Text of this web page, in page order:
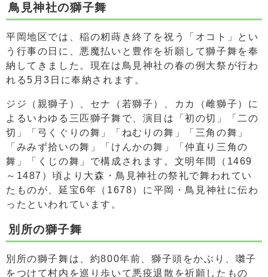
鳥見神社の獅子舞
平岡地区では、稲の籾蒔き終了を祝う「オコト」とい
う行事の日に、悪魔払いと豊作を祈願して獅子舞を奉
納してきました。現在は鳥見神社の春の例大祭が行わ
れる5月3日に奉納されます。
ジジ（親獅子）、セナ（若獅子）、カカ（雌獅子）に
よるいわゆる三匹獅子舞で、演目は「初の切」「二の
切」「弓くぐりの舞」「ねむりの舞」「三角の舞」
「みみず拾いの舞」「けんかの舞」「仲直り三角の
舞」「くじの舞」で構成されます。文明年間（1469
～1487）頃より大森・鳥見神社の祭礼で舞われてい
たものが、延宝6年（1678）に平岡・鳥見神社に伝わ
ったといわれています。
別所の獅子舞
別所の獅子舞は、約800年前、獅子頭をかぶり、囃子
をつけて村内を巡り歩いて悪疫退散を祈願したもの